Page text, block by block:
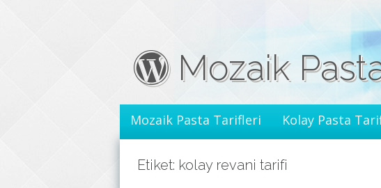
Mozaik
Mozaik Pasta Tarifleri Kolay Pasta
Etiket: kolay revani tarifi